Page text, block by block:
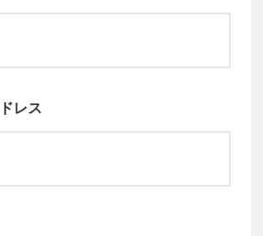
レス